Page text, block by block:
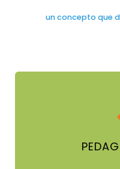
un concepto que